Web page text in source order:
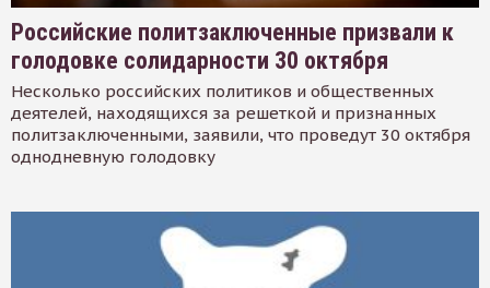
Российские политзаключенные призвали к
голодовке солидарности 30 октября
Несколько российских политиков и общественных
деятелей, находящихся за решеткой и признанных
политзаключенными, заявили, что проведут 30 октября
однодневную голодовку